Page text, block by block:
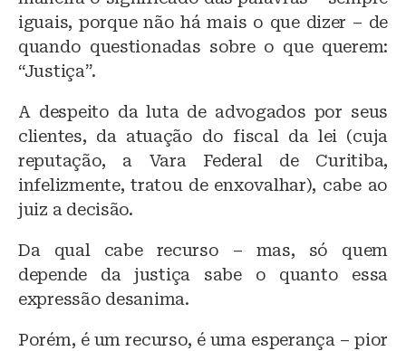
iguais, porque não há mais o que dizer – de
quando questionadas sobre o que querem:
“Justiça”.
A despeito da luta de advogados por seus
clientes, da atuação do fiscal da lei (cuja
reputação, a Vara Federal de Curitiba,
infelizmente, tratou de enxovalhar), cabe ao
juiz a decisão.
Da qual cabe recurso – mas, só quem
depende da justiça sabe o quanto essa
expressão desanima.
Porém, é um recurso, é uma esperança – pior